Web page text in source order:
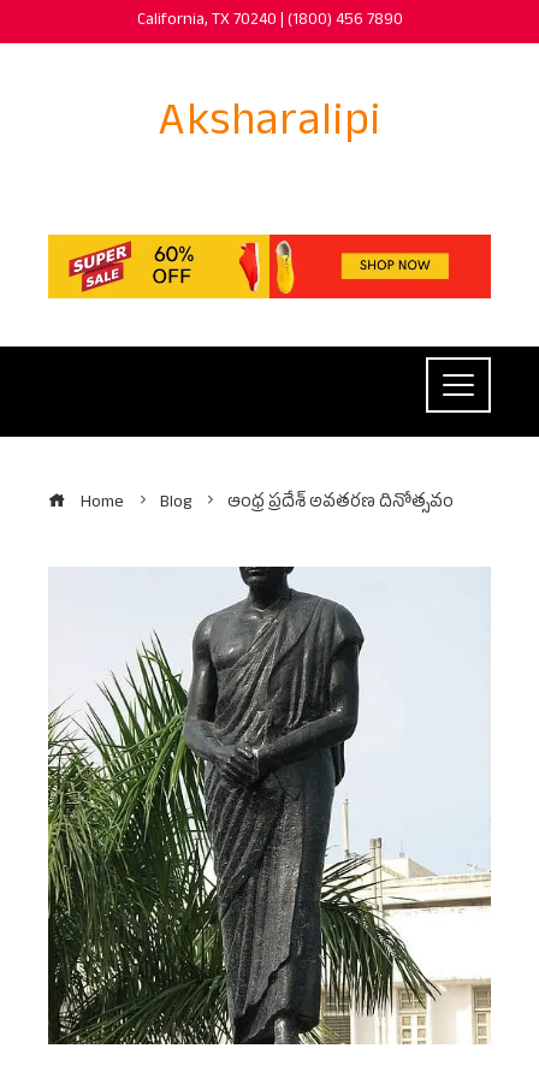
to
California, TX 70240 | (1800) 456 7890
Aksharalipi
Home Blog ఆంధ్ర ప్రదేశ్ అవతరణ దినోత్సవం